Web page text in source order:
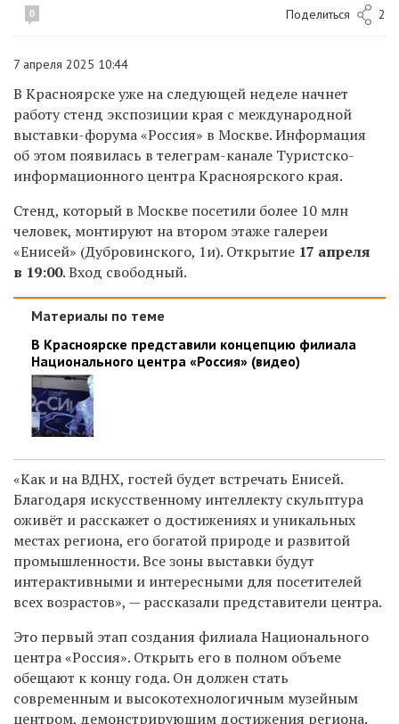
0 Поделиться 2
7 апреля 2025 10:44
В Красноярске уже на следующей неделе начнет
работу стенд экспозиции края с международной
выставки-форума «Россия» в Москве. Информация
об этом появилась в телеграм-канале Туристско-
информационного центра Красноярского края.
Стенд, который в Москве посетили более 10 млн
человек, монтируют на втором этаже галереи
«Енисей» (Дубровинского, 1и). Открытие 17 апреля
в 19:00. Вход свободный.
Материалы по теме
В Красноярске представили концепцию филиала
Национального центра «Россия» (видео)
«Как и на ВДНХ, гостей будет встречать Енисей.
Благодаря искусственному интеллекту скульптура
оживёт и расскажет о достижениях и уникальных
местах региона, его богатой природе и развитой
промышленности. Все зоны выставки будут
интерактивными и интересными для посетителей
всех возрастов», — рассказали представители центра.
Это первый этап создания филиала Национального
центра «Россия». Открыть его в полном объеме
обещают к концу года. Он должен стать
современным и высокотехнологичным музейным
центром, демонстрирующим достижения региона.